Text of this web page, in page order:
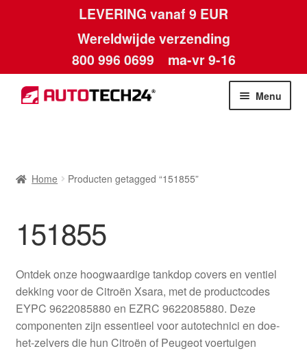
LEVERING vanaf 9 EUR
Wereldwijde verzending
800 996 0699 ma-vr 9-16
Ga
door
Ga
naar
Menu
Betalingen
Contact
Kassa
Home Producten getagged “151855”
151855
Ontdek onze hoogwaardige tankdop covers en ventiel
dekking voor de Citroën Xsara, met de productcodes
EYPC 9622085880 en EZRC 9622085880. Deze
componenten zijn essentieel voor autotechnici en doe-
het-zelvers die hun Citroën of Peugeot voertuigen